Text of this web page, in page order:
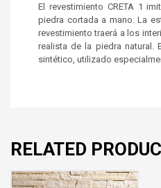
El revestimiento CRETA 1
piedra cortada a mano. La
revestimiento traerá a los
realista de la piedra natural.
sintético, utilizado
RELATED